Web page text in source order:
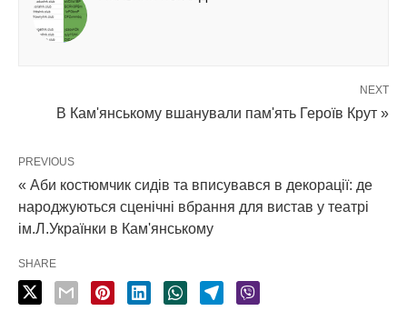
NEXT
В Кам'янському вшанували пам'ять Героїв Крут »
PREVIOUS
« Аби костюмчик сидів та вписувався в декорації: де
народжуються сценічні вбрання для вистав у театрі
ім.Л.Українки в Кам'янському
SHARE